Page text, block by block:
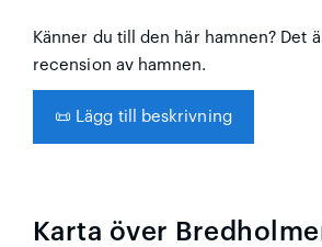
Känner du till den här hamnen?
recension av hamnen.
📜 Lägg till beskrivning
Karta över